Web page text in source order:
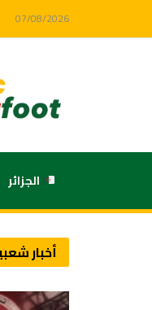
07/08/2026
الجزائر
أخبار